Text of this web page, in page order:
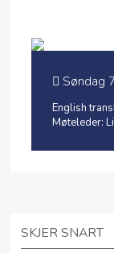
Søndag
English
Møteleder:
SKJER SNART